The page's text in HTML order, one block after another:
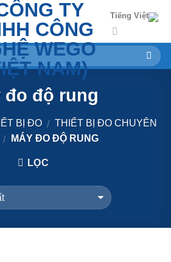
Tiếng Việt
đo độ rung
BỊ ĐO / THIẾT BỊ ĐO CHUYÊN
/ MÁY ĐO ĐỘ RUNG
LỌC